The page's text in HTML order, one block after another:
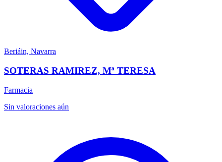
Beriáin, Navarra
SOTERAS RAMIREZ, Mª TERESA
Farmacia
Sin valoraciones aún